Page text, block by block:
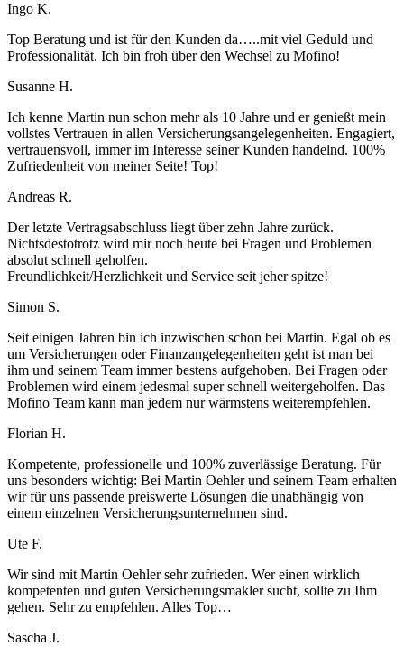
Ingo K.
Top Beratung und ist für den Kunden da…..mit viel Geduld und
Professionalität. Ich bin froh über den Wechsel zu Mofino!
Susanne H.
Ich kenne Martin nun schon mehr als 10 Jahre und er genießt mein
vollstes Vertrauen in allen Versicherungsangelegenheiten. Engagiert,
vertrauensvoll, immer im Interesse seiner Kunden handelnd. 100%
Zufriedenheit von meiner Seite! Top!
Andreas R.
Der letzte Vertragsabschluss liegt über zehn Jahre zurück.
Nichtsdestotrotz wird mir noch heute bei Fragen und Problemen
absolut schnell geholfen.
Freundlichkeit/Herzlichkeit und Service seit jeher spitze!
Simon S.
Seit einigen Jahren bin ich inzwischen schon bei Martin. Egal ob es
um Versicherungen oder Finanzangelegenheiten geht ist man bei
ihm und seinem Team immer bestens aufgehoben. Bei Fragen oder
Problemen wird einem jedesmal super schnell weitergeholfen. Das
Mofino Team kann man jedem nur wärmstens weiterempfehlen.
Florian H.
Kompetente, professionelle und 100% zuverlässige Beratung. Für
uns besonders wichtig: Bei Martin Oehler und seinem Team erhalten
wir für uns passende preiswerte Lösungen die unabhängig von
einem einzelnen Versicherungsunternehmen sind.
Ute F.
Wir sind mit Martin Oehler sehr zufrieden. Wer einen wirklich
kompetenten und guten Versicherungsmakler sucht, sollte zu Ihm
gehen. Sehr zu empfehlen. Alles Top…
Sascha J.